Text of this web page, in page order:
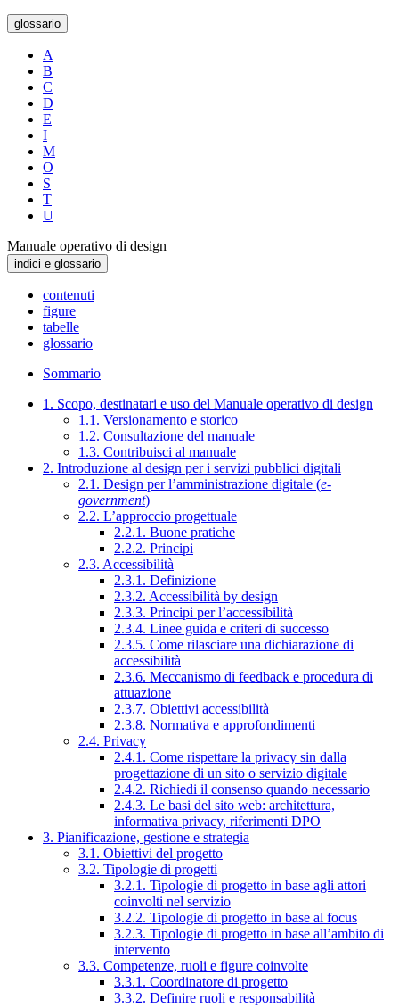
glossario
A
B
C
D
E
I
M
O
S
T
U
Manuale operativo di design
indici e glossario
contenuti
figure
tabelle
glossario
Sommario
1. Scopo, destinatari e uso del Manuale operativo di design
1.1. Versionamento e storico
1.2. Consultazione del manuale
1.3. Contribuisci al manuale
2. Introduzione al design per i servizi pubblici digitali
2.1. Design per l’amministrazione digitale (e-
government)
2.2. L’approccio progettuale
2.2.1. Buone pratiche
2.2.2. Principi
2.3. Accessibilità
2.3.1. Definizione
2.3.2. Accessibilità by design
2.3.3. Principi per l’accessibilità
2.3.4. Linee guida e criteri di successo
2.3.5. Come rilasciare una dichiarazione di
accessibilità
2.3.6. Meccanismo di feedback e procedura di
attuazione
2.3.7. Obiettivi accessibilità
2.3.8. Normativa e approfondimenti
2.4. Privacy
2.4.1. Come rispettare la privacy sin dalla
progettazione di un sito o servizio digitale
2.4.2. Richiedi il consenso quando necessario
2.4.3. Le basi del sito web: architettura,
informativa privacy, riferimenti DPO
3. Pianificazione, gestione e strategia
3.1. Obiettivi del progetto
3.2. Tipologie di progetti
3.2.1. Tipologie di progetto in base agli attori
coinvolti nel servizio
3.2.2. Tipologie di progetto in base al focus
3.2.3. Tipologie di progetto in base all’ambito di
intervento
3.3. Competenze, ruoli e figure coinvolte
3.3.1. Coordinatore di progetto
3.3.2. Definire ruoli e responsabilità